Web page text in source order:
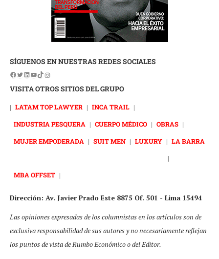
SÍGUENOS EN NUESTRAS REDES SOCIALES
VISITA OTROS SITIOS DEL GRUPO
| LATAM TOP LAWYER | INCA TRAIL |
INDUSTRIA PESQUERA | CUERPO MÉDICO | OBRAS |
MUJER EMPODERADA | SUIT MEN | LUXURY | LA BARRA
|
MBA OFFSET |
Dirección: Av. Javier Prado Este 8875 Of. 501 - Lima 15494
Las opiniones expresadas de los columnistas en los artículos son de
exclusiva responsabilidad de sus autores y no necesariamente reflejan
los puntos de vista de Rumbo Económico o del Editor.